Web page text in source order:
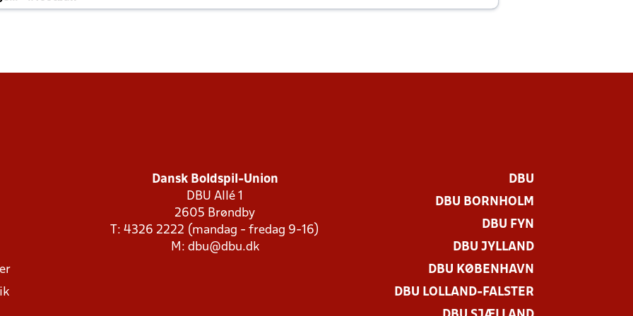
Dansk Boldspil-Union
DBU Allé 1
2605 Brøndby
T: 4326 2222 (mandag - fredag 9-16)
M: dbu@dbu.dk
DBU
DBU BORNHOLM
DBU FYN
DBU JYLLAND
DBU KØBENHAVN
DBU LOLLAND-FALSTER